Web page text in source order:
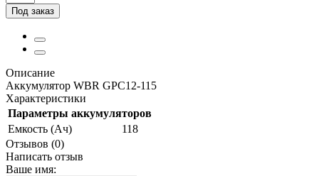
Под заказ
Описание
Аккумулятор WBR GPC12-115
Характеристики
Параметры аккумуляторов
Емкость (Ач)
118
Отзывов (0)
Написать отзыв
Ваше имя: